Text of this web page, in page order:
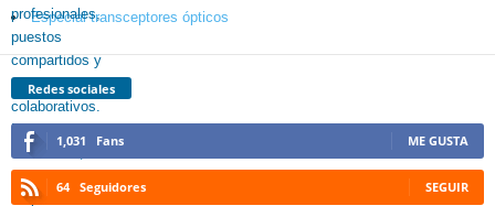
Especial transceptores ópticos
Redes sociales
1,031 Fans ME GUSTA
64 Seguidores SEGUIR